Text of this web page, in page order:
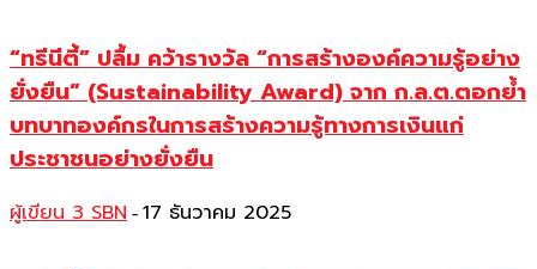
“ทรีนีตี้” ปลื้ม คว้ารางวัล “การสร้างองค์ความรู้อย่าง
ยั่งยืน” (Sustainability Award) จาก ก.ล.ต.ตอกย้ำ
บทบาทองค์กรในการสร้างความรู้ทางการเงินแก่
ประชาชนอย่างยั่งยืน
ผู้เขียน 3 SBN - 17 ธันวาคม 2025